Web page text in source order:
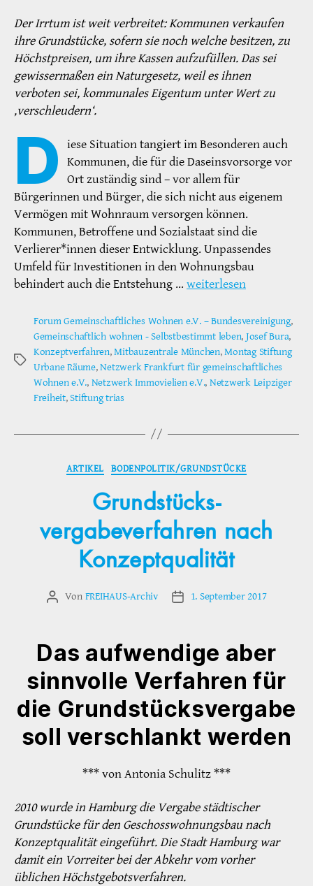
Der Irrtum ist weit verbreitet: Kommunen verkaufen
ihre Grundstücke, sofern sie noch welche besitzen, zu
Höchstpreisen, um ihre Kassen aufzufüllen. Das sei
gewissermaßen ein Naturgesetz, weil es ihnen
verboten sei, kommunales Eigentum unter Wert zu
‚verschleudern‘.
D iese Situation tangiert im Besonderen auch
Kommunen, die für die Daseinsvorsorge vor
Ort zuständig sind – vor allem für
Bürgerinnen und Bürger, die sich nicht aus eigenem
Vermögen mit Wohnraum versorgen können.
Kommunen, Betroffene und Sozialstaat sind die
Verlierer*innen dieser Entwicklung. Unpassendes
Umfeld für Investitionen in den Wohnungsbau
behindert auch die Entstehung … weiterlesen
Schlagwörter
Forum Gemeinschaftliches Wohnen e.V. – Bundesvereinigung,
Gemeinschaftlich wohnen - Selbstbestimmt leben, Josef Bura,
Konzeptverfahren,Mitbauzentrale München,Montag Stiftung
Urbane Räume,Netzwerk Frankfurt für gemeinschaftliches
Wohnen e.V., Netzwerk Immovielien e.V., Netzwerk Leipziger
Freiheit,Stiftung trias
Kategorien
ARTIKEL BODENPOLITIK/GRUNDSTÜCKE
Grundstücks-
vergabeverfahren nach
Konzeptqualität
Beitragsautor
Von FREIHAUS-Archiv Veröffentlichungsdatum
1. September 2017
Das aufwendige aber
sinnvolle Verfahren für
die Grundstücksvergabe
soll verschlankt werden
*** von Antonia Schulitz ***
2010 wurde in Hamburg die Vergabe städtischer
Grundstücke für den Geschosswohnungsbau nach
Konzeptqualität eingeführt. Die Stadt Hamburg war
damit ein Vorreiter bei der Abkehr vom vorher
üblichen Höchstgebotsverfahren.